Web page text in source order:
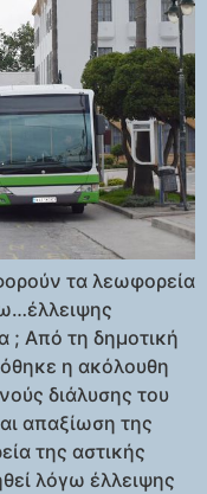
τα λεωφορεία
; Από τη δημοτική
η ακόλουθη
διάλυσης του
απαξίωση της
της αστικής
λόγω έλλειψης